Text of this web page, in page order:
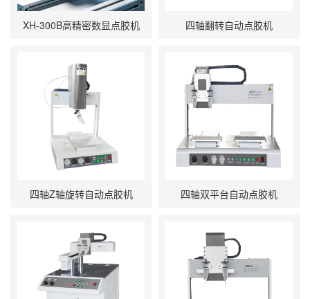
XH-300B高精密数显点胶机 四轴翻转自动点胶机
四轴Z轴旋转自动点胶机 四轴双平台自动点胶机